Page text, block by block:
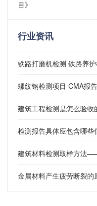
行业资讯
建筑材料检测取样方法
金属材料产生疲劳断裂的